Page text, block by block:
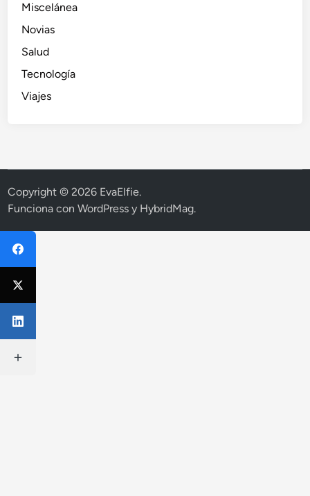
Miscelánea
Novias
Salud
Tecnología
Viajes
Copyright © 2026 EvaElfie.
Funciona conWordPress y HybridMag.